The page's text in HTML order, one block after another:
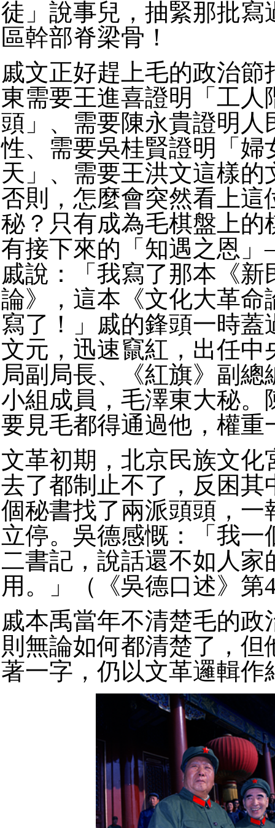
徒」說事兒，抽緊那批寫
區幹部脊梁骨！
戚文正好趕上毛的政治節
東需要王進喜證明「工人
頭」、需要陳永貴證明人
性、需要吳桂賢證明「婦
天」、需要王洪文這樣
否則，怎麼會突然看上這
秘？只有成為毛棋盤上的
有接下來的「知遇之恩
戚說：「我寫了那本《新
論》，這本《文化大革命
寫了！」戚的鋒頭一時蓋
文元，迅速竄紅，出任中
局副局長、《紅旗》副總
小組成員，毛澤東大秘。
要見毛都得通過他，權重
文革初期，北京民族文化
去了都制止不了，反困其
個秘書找了兩派頭頭，一
立停。吳德感慨：「我一
二書記，說話還不如人家
用。」（《吳德口述》第
戚本禹當年不清楚毛的政
則無論如何都清楚了，但
著一字，仍以文革邏輯作